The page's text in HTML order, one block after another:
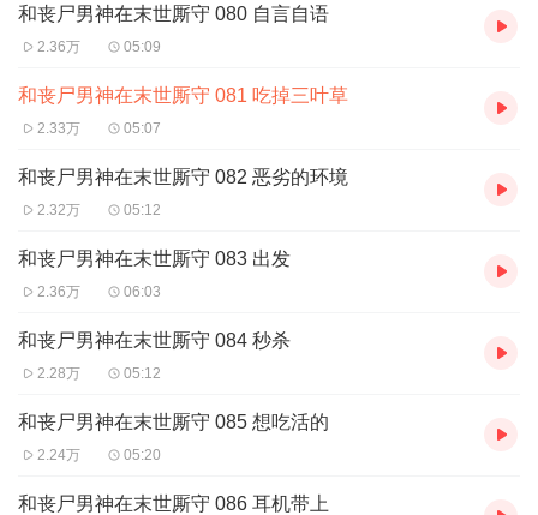
和丧尸男神在末世厮守 080 自言自语
2.36万 05:09
和丧尸男神在末世厮守 081 吃掉三叶草
2.33万 05:07
和丧尸男神在末世厮守 082 恶劣的环境
2.32万 05:12
和丧尸男神在末世厮守 083 出发
2.36万 06:03
和丧尸男神在末世厮守 084 秒杀
2.28万 05:12
和丧尸男神在末世厮守 085 想吃活的
2.24万 05:20
和丧尸男神在末世厮守 086 耳机带上